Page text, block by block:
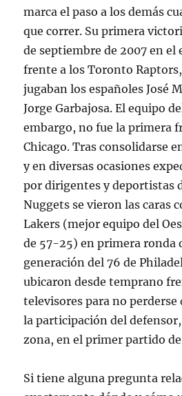
marca el paso a los demás
que correr. Su primera
de septiembre de 2007 en
frente a los Toronto
jugaban los españoles José
Jorge Garbajosa. El equipo
embargo, no fue la primera
Chicago. Tras consolidarse
y en diversas ocasiones
por dirigentes y deportistas
Nuggets se vieron las caras
Lakers (mejor equipo del
de 57-25) en primera ronda
generación del 76 de
ubicaron desde temprano
televisores para no perderse
la participación del
zona, en el primer partido
Si tiene alguna pregunta